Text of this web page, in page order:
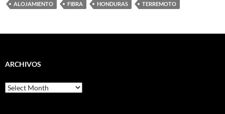
ALOJAMIENTO FIBRA HONDURAS TERREMOTO
ARCHIVOS
Archivos